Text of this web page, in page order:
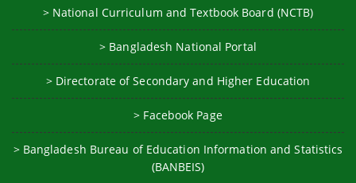
> National Curriculum and Textbook Board (NCTB)
> Bangladesh National Portal
> Directorate of Secondary and Higher Education
> Facebook Page
> Bangladesh Bureau of Education Information and Statistics
(BANBEIS)